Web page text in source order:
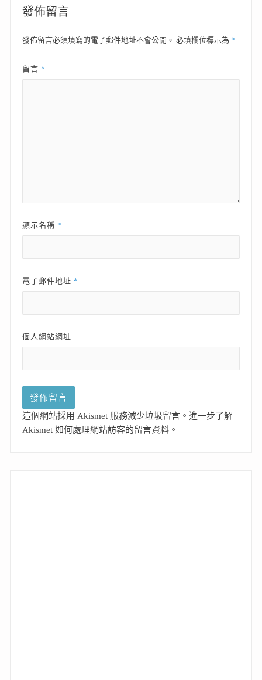
發佈留言
發佈留言必須填寫的電子郵件地址不會公開。 必填欄位標示為 *
留言 *
顯示名稱 *
電子郵件地址 *
個人網站網址
這個網站採用 Akismet 服務減少垃圾留言。 進一步了解
Akismet 如何處理網站訪客的留言資料 。